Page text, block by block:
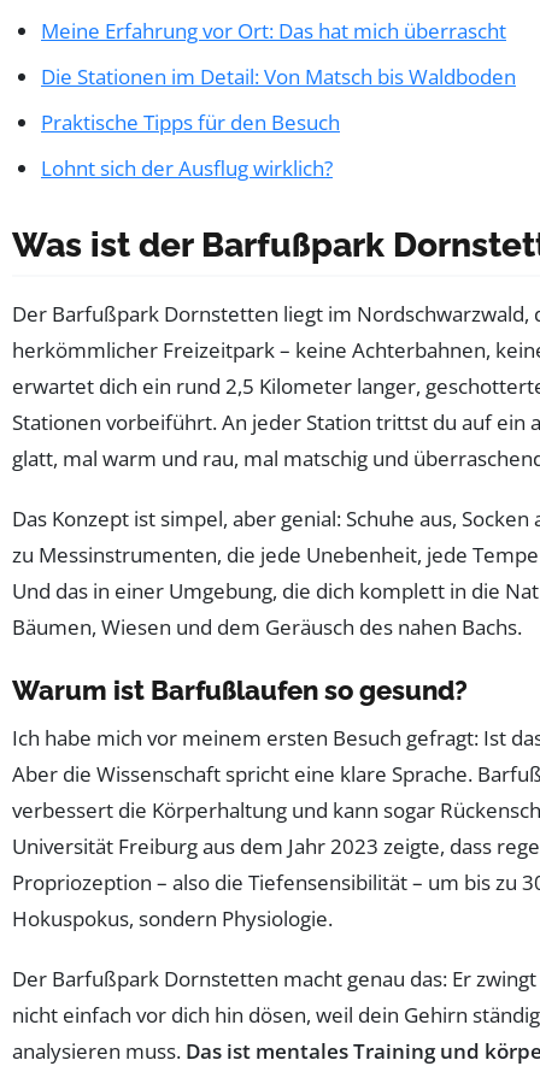
Meine Erfahrung vor Ort: Das hat mich überrascht
Die Stationen im Detail: Von Matsch bis Waldboden
Praktische Tipps für den Besuch
Lohnt sich der Ausflug wirklich?
Was ist der Barfußpark
Der Barfußpark Dornstetten liegt im Nordschwarzwald,
herkömmlicher Freizeitpark – keine Achterbahnen,
erwartet dich ein rund 2,5 Kilometer langer,
Stationen vorbeiführt. An jeder Station trittst du auf ein
glatt, mal warm und rau, mal matschig und
Das Konzept ist simpel, aber genial: Schuhe aus,
zu Messinstrumenten, die jede Unebenheit, jede
Und das in einer Umgebung, die dich komplett in die
Bäumen, Wiesen und dem Geräusch des nahen Bachs.
Warum ist Barfußlaufen so gesund?
Ich habe mich vor meinem ersten Besuch gefragt: Ist
Aber die Wissenschaft spricht eine klare Sprache.
verbessert die Körperhaltung und kann sogar
Universität Freiburg aus dem Jahr 2023 zeigte, dass
Propriozeption – also die Tiefensensibilität – um bis zu
Hokuspokus, sondern Physiologie.
Der Barfußpark Dornstetten macht genau das: Er
nicht einfach vor dich hin dösen, weil dein Gehirn
analysieren muss. Das ist mentales Training und